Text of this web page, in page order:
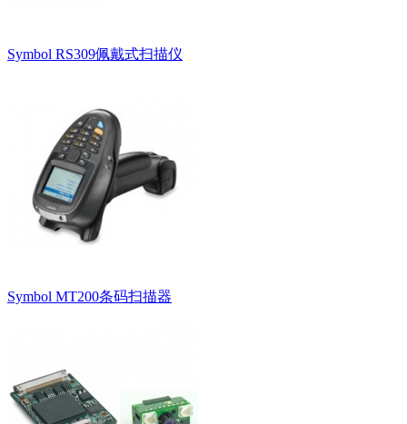
Symbol RS309佩戴式扫描仪
Symbol MT200条码扫描器